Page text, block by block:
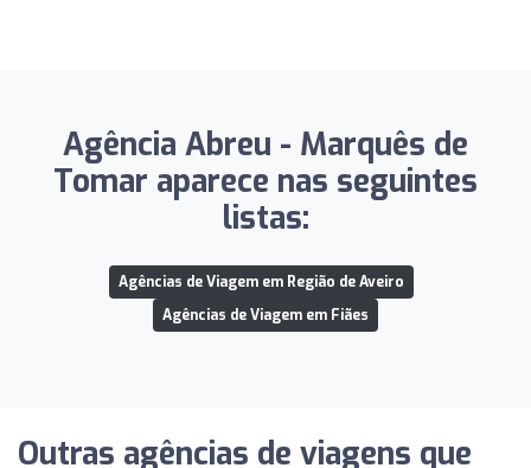
Agência Abreu - Marquês de
Tomar aparece nas seguintes
listas:
Agências de Viagem em Região de Aveiro
Agências de Viagem em Fiães
Outras agências de viagens que